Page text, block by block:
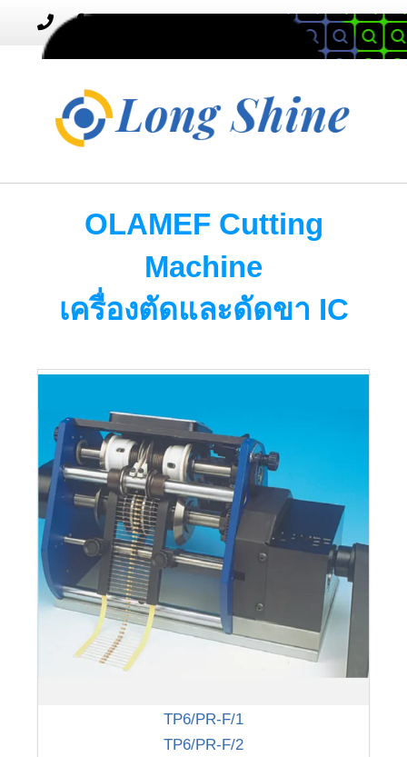
Toggle
navigation
MENU
OLAMEF Cutting
Machine
เครื่องตัดและดัดขา IC
TP6/PR-F/1
TP6/PR-F/2